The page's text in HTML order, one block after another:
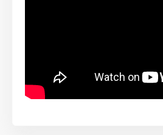
Nevýhody